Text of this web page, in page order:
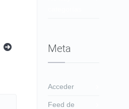
Meta
Acceder
Feed de